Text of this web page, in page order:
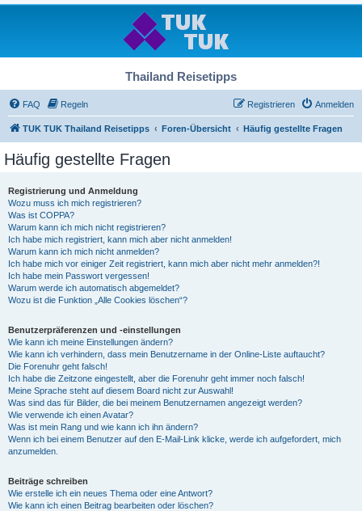
Thailand Reisetipps
FAQ Regeln Anmelden
Registrieren
TUK TUK Thailand Reisetipps Foren-Übersicht Häufig gestellte Fragen
Häufig gestellte Fragen
Registrierung und Anmeldung
Wozu muss ich mich registrieren?
Was ist COPPA?
Warum kann ich mich nicht registrieren?
Ich habe mich registriert, kann mich aber nicht anmelden!
Warum kann ich mich nicht anmelden?
Ich habe mich vor einiger Zeit registriert, kann mich aber nicht mehr anmelden?!
Ich habe mein Passwort vergessen!
Warum werde ich automatisch abgemeldet?
Wozu ist die Funktion „Alle Cookies löschen“?
Benutzerpräferenzen und -einstellungen
Wie kann ich meine Einstellungen ändern?
Wie kann ich verhindern, dass mein Benutzername in der Online-Liste auftaucht?
Die Forenuhr geht falsch!
Ich habe die Zeitzone eingestellt, aber die Forenuhr geht immer noch falsch!
Meine Sprache steht auf diesem Board nicht zur Auswahl!
Was sind das für Bilder, die bei meinem Benutzernamen angezeigt werden?
Wie verwende ich einen Avatar?
Was ist mein Rang und wie kann ich ihn ändern?
Wenn ich bei einem Benutzer auf den E-Mail-Link klicke, werde ich aufgefordert, mich
anzumelden.
Beiträge schreiben
Wie erstelle ich ein neues Thema oder eine Antwort?
Wie kann ich einen Beitrag bearbeiten oder löschen?